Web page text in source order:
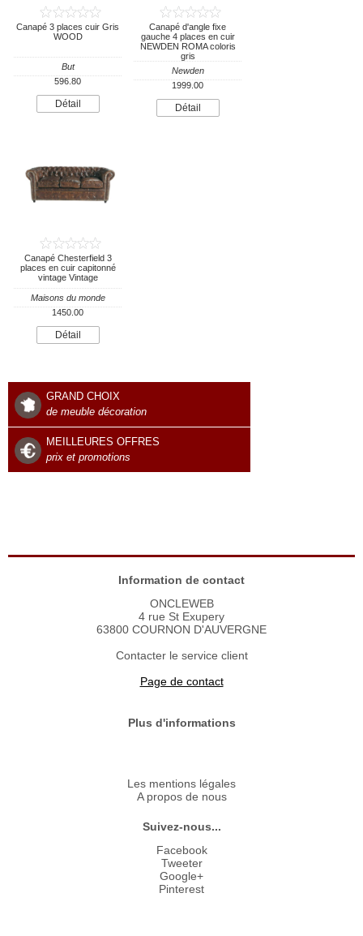
Canapé 3 places cuir Gris
WOOD
But
596.80
Détail
Canapé d'angle fixe
gauche 4 places en cuir
NEWDEN ROMA coloris
gris
Newden
1999.00
Détail
Canapé Chesterfield 3
places en cuir capitonné
vintage Vintage
Maisons du monde
1450.00
Détail
GRAND CHOIX
de meuble décoration
MEILLEURES OFFRES
prix et promotions
Information de contact
ONCLEWEB
4 rue St Exupery
63800 COURNON D'AUVERGNE
Contacter le service client
Page de contact
Plus d'informations
Les mentions légales
A propos de nous
Suivez-nous...
Facebook
Tweeter
Google+
Pinterest